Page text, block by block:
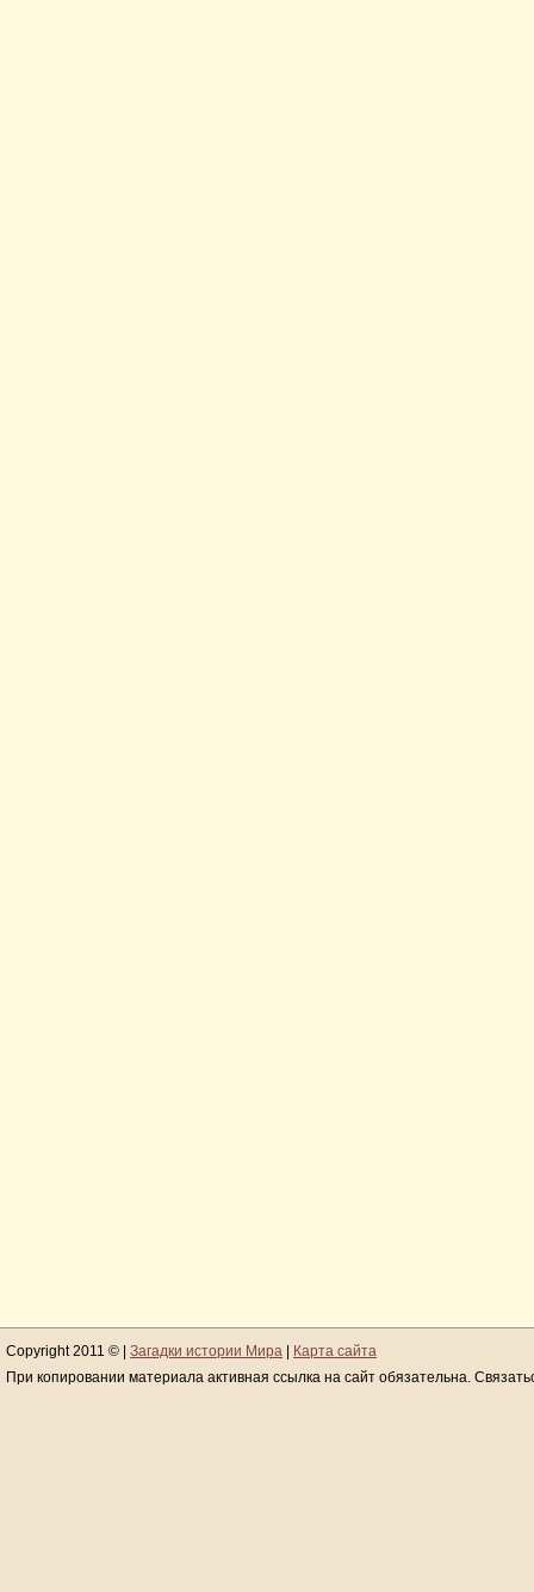
Copyright 2011 © | Загадки истории Мира
Карта сайта
При копировании материала активная ссылка на сайт обязательна.